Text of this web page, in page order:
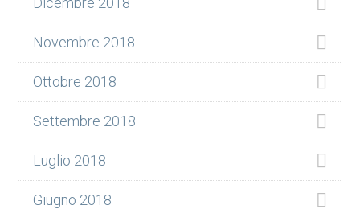
Novembre 2018
Ottobre 2018
Settembre 2018
Luglio 2018
Giugno 2018